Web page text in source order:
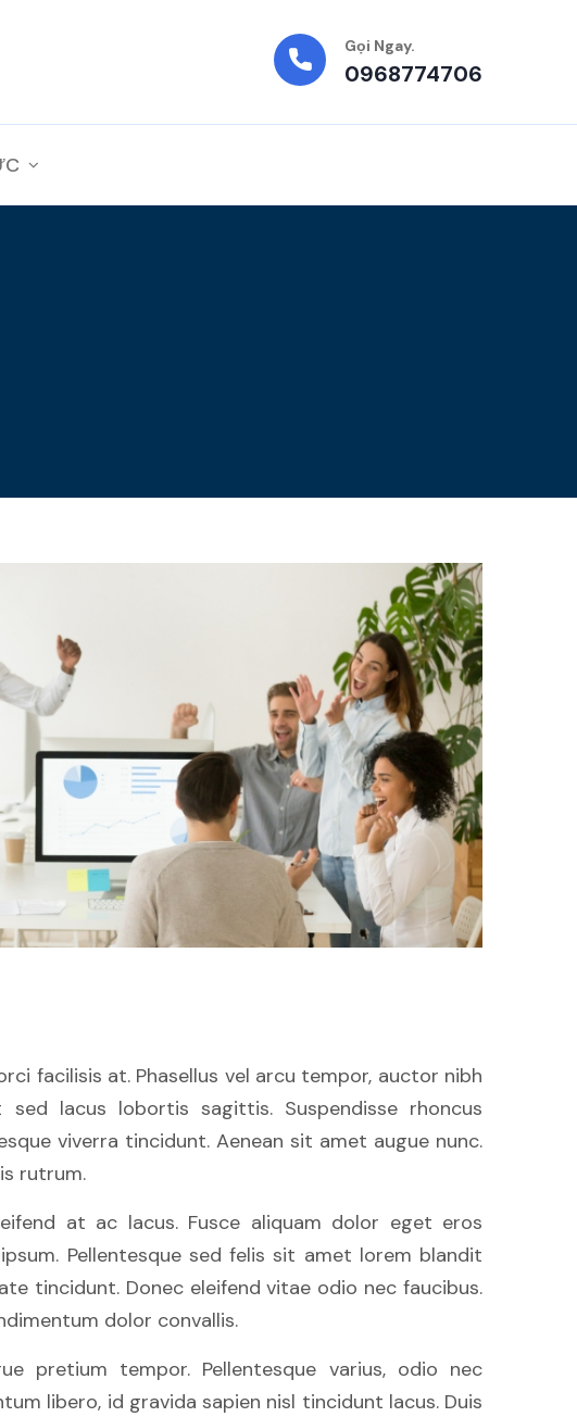
Gọi Ngay.
0968774706
facilisis at. Phasellus vel arcu tempor, auctor nibh
lacus lobortis sagittis. Suspendisse rhoncus
viverra tincidunt. Aenean sit amet augue nunc.
rutrum.
at ac lacus. Fusce aliquam dolor eget eros
Pellentesque sed felis sit amet lorem blandit
tincidunt. Donec eleifend vitae odio nec faucibus.
dolor convallis.
pretium tempor. Pellentesque varius, odio nec
libero, id gravida sapien nisl tincidunt lacus. Duis